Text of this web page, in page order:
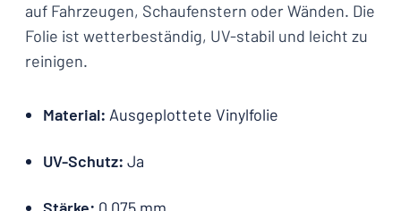
auf Fahrzeugen, Schaufenstern oder Wänden. Die
Folie ist wetterbeständig, UV-stabil und leicht zu
reinigen.
Material: Ausgeplottete Vinylfolie
UV-Schutz: Ja